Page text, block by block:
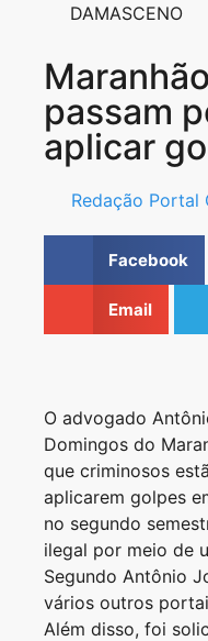
passam
aplicar
Redação Portal
Facebook
Email
O advogado
Domingos do
que criminosos
aplicarem golpes
no segundo
ilegal por meio de
Segundo Antônio
vários outros
Além disso, foi